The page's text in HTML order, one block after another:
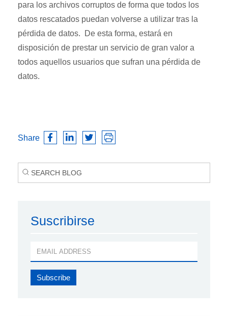
para los archivos corruptos de forma que todos los
datos rescatados puedan volverse a utilizar tras la
pérdida de datos. De esta forma, estará en
disposición de prestar un servicio de gran valor a
todos aquellos usuarios que sufran una pérdida de
datos.
Share
Suscribirse